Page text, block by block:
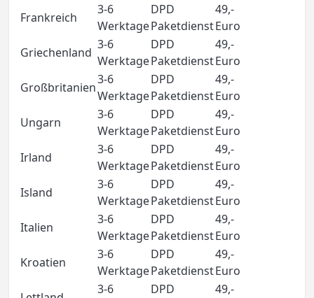
Frankreich
3-6
Werktage
DPD
Paketdienst
49,-
Euro
Griechenland
3-6
Werktage
DPD
Paketdienst
49,-
Euro
Großbritanien
3-6
Werktage
DPD
Paketdienst
49,-
Euro
Ungarn
3-6
Werktage
DPD
Paketdienst
49,-
Euro
Irland
3-6
Werktage
DPD
Paketdienst
49,-
Euro
Island
3-6
Werktage
DPD
Paketdienst
49,-
Euro
Italien
3-6
Werktage
DPD
Paketdienst
49,-
Euro
Kroatien
3-6
Werktage
DPD
Paketdienst
49,-
Euro
3-6
DPD
49,-